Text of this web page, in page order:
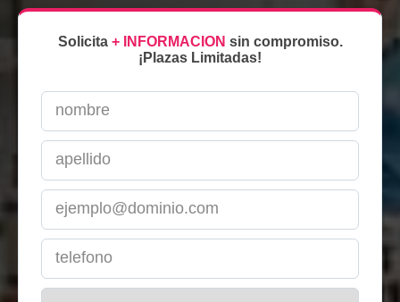
Solicita + INFORMACION sin compromiso.
¡Plazas Limitadas!